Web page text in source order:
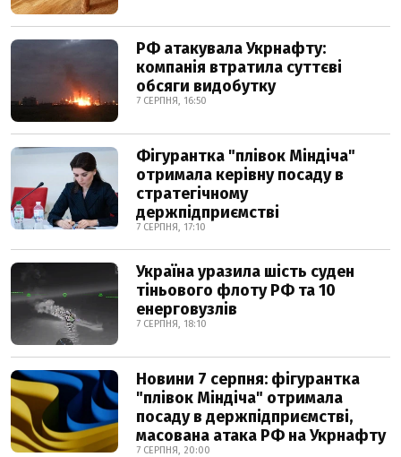
РФ атакувала Укрнафту:
компанія втратила суттєві
обсяги видобутку
7 СЕРПНЯ, 16:50
Фігурантка "плівок Міндіча"
отримала керівну посаду в
стратегічному
держпідприємстві
7 СЕРПНЯ, 17:10
Україна уразила шість суден
тіньового флоту РФ та 10
енерговузлів
7 СЕРПНЯ, 18:10
Новини 7 серпня: фігурантка
"плівок Міндіча" отримала
посаду в держпідприємстві,
масована атака РФ на Укрнафту
7 СЕРПНЯ, 20:00